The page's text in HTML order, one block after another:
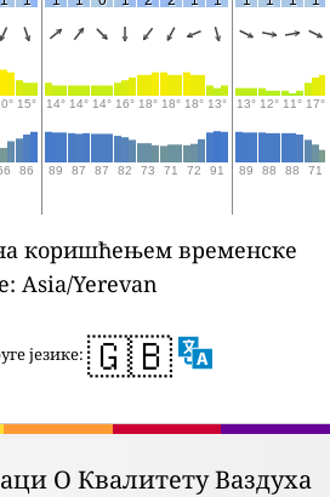
15° 14° 14° 14° 16° 18° 18° 18° 13° 13° 12° 11° 17°
86 89 87 87 82 73 71 72 91 89 88 88 71
коришћењем временске
Asia/Yerevan
језике: 🇬🇧
О Квалитету Ваздуха